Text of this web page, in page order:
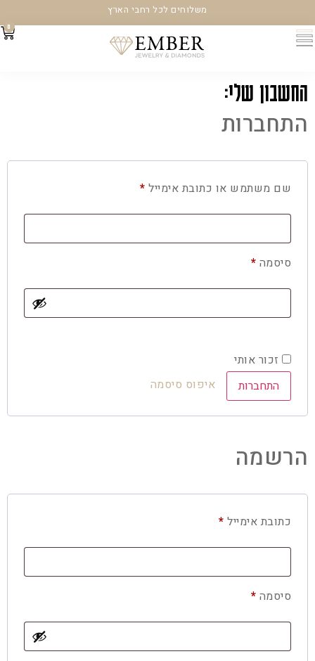
משלוחים לכל רחבי הארץ
0
החשבון שלי:
התחברות
שם משתמש או כתובת אימייל *
סיסמה *
זכור אותי
התחברות
איפוס סיסמה
הרשמה
כתובת אימייל *
סיסמה *